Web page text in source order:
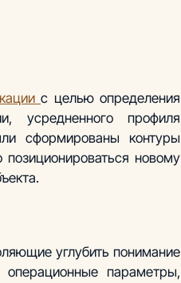
с целью определения
усредненного профиля
сформированы контуры
новому
углубить понимание
параметры,